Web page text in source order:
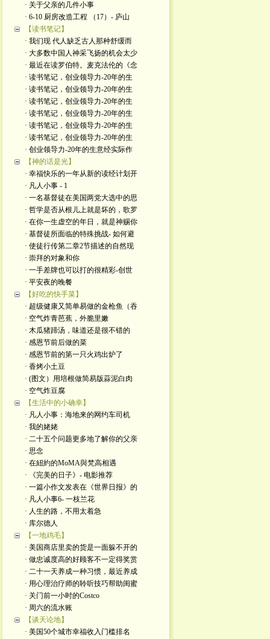
· 关于父亲的几件小事
· 6-10 厨房改造工程 （17）- 庐山
【读书笔记】
· 我们现 代人缺乏古人那种舒缓而
· 大多数中国人神采飞扬的机会太少
· 最近在读罗伯特。麦克法伦的《念
· 读书笔记，创业领导力-20年的生
· 读书笔记，创业领导力-20年的生
· 读书笔记，创业领导力-20年的生
· 读书笔记，创业领导力-20年的生
· 读书笔记，创业领导力-20年的生
· 读书笔记，创业领导力-20年的生
· 创业领导力-20年的生意经实际作
【神的话是光】
· 幸福快乐的一年从新的读经计划开
· 凡人小事 - 1
· 一名基督徒在美国两党大选中的思
· 哲学是否从根儿上就是坏的，歌罗
· 在你一生虚空的年日，就是神赐你
· 基督徒所面临的特殊挑战- 如何避
· 使徒行传第二章2节描述的自然现
· 崇拜的对象和你
· 一手差牌也可以打的很精彩-创世
· 平安夜的晚餐
【好吃的快手菜】
· 超级健康又简单易做的金枪鱼（吞
· 空气炸青芭蕉，外脆里嫩
· 木瓜猪蹄汤，味道还是很不错的
· 感恩节前后做的菜
· 感恩节前的第一只火鸡出炉了
· 香烤小土豆
· (图文）用培根做简易版蒜泥白肉
· 空气炸豆腐
【生活中的小确幸】
· 凡人小事：海地来的网约车司机
· 我的姥姥
· 二十五个问题更多地了解你的父亲
· 思念
· 在紐約的MoMA與梵高相遇
· 《完美的日子》- 电影推荐
· 一篇小作文发表在《世界日报》的
· 凡人小事6- 一枝兰花
· 人生的路，不用太着急
· 库尔德人
【一地鸡毛】
· 美国商店里卖的货是一面躲不开的
· 做忠诚度高的好顾客不一定得奖赏
· 二十一天养成一种习惯，最近养成
· 用心理治疗师的聆听技巧帮助闺蜜
· 关门前一小时的Costco
· 周六的流水账
【谈天论地】
· 美国50个城市幸福收入门槛排名